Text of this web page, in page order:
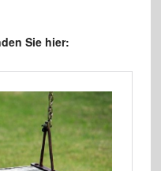
Sie hier: